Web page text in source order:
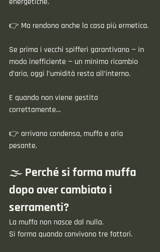
👉 Ma rendono anche la casa più ermetica.
Se prima i vecchi spifferi garantivano — in
modo inefficiente — un minimo ricambio
d’aria, oggi l’umidità resta all’interno.
E quando non viene gestita
correttamente…
👉 arrivano condensa, muffa e aria
pesante.
🌫️ Perché si forma muffa
dopo aver cambiato i
serramenti?
La muffa non nasce dal nulla.
Si forma quando convivono tre fattori.